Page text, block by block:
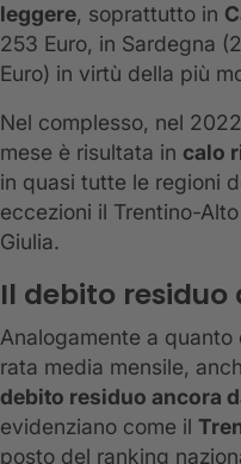
leggere, soprattutto in
253 Euro, in Sardegna
Euro) in virtù della più
Nel complesso, nel
mese è risultata in calo
in quasi tutte le regioni
eccezioni il Trentino-
Giulia.
Il debito
Analogamente a
rata media mensile,
debito residuo ancora
evidenziano come il
posto del ranking